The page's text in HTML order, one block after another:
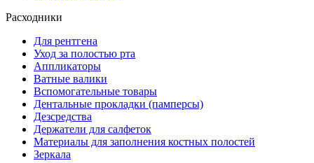
Расходники
Для рентгена
Уход за полостью рта
Аппликаторы
Ватные валики
Вспомогательные товары
Дентальные прокладки (памперсы)
Дезсредства
Держатели для салфеток
Материалы для заполнения костных полостей
Зеркала